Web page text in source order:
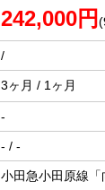
242,000円
/
3ヶ月 / 1ヶ月
-
- / -
小田急小田原線